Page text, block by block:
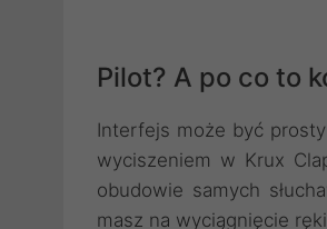
Pilot? A po co to
Interfejs może być
wyciszeniem w Krux
obudowie samych
masz na wyciągnięcie